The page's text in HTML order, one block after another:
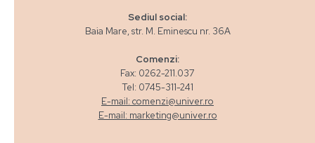
Sediul social:
Baia Mare, str. M. Eminescu nr. 36A
Comenzi:
Fax: 0262-211.037
Tel: 0745-311-241
E-mail: comenzi@univer.ro
E-mail: marketing@univer.ro